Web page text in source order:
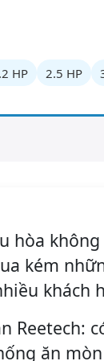
HP 2.5 HP
hòa
kém
khách
Reetech:
ăn